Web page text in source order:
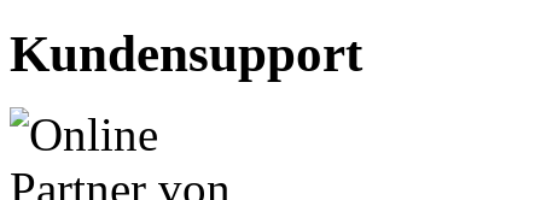
Kundensupport